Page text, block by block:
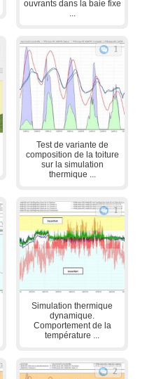
ouvrants dans la baie fixe
1
Test de variante de
composition de la toiture
sur la simulation
thermique ...
1
Simulation thermique
dynamique.
Comportement de la
température ...
2